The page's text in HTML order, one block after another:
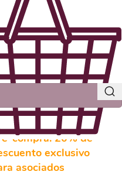
CON AMOR
Critter kitchen
compra: 20% de
exclusivo
asociados